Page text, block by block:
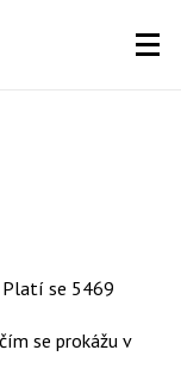
Platí se 5469
se prokážu v